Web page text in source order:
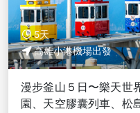
5天
高雄小港機場出發
漫步釜山５日〜樂天世
園、天空膠囊列車、松